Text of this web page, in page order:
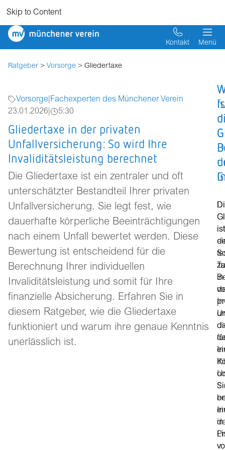
Skip to Content
Münchener
Kontakt Menü
Ratgeber > Vorsorge > Gliedertaxe
Vorsorge Fachexperten des Münchener Verein
23.01.2026
5:30
Gliedertaxe in der privaten
Unfallversicherung: So wird Ihre
Invaliditätsleistung berechnet
Die Gliedertaxe ist ein zentraler und oft
unterschätzter Bestandteil Ihrer privaten
Unfallversicherung. Sie legt fest, wie
dauerhafte körperliche Beeinträchtigungen
nach einem Unfall bewertet werden. Diese
Bewertung ist entscheidend für die
Berechnung Ihrer individuellen
Invaliditätsleistung und somit für Ihre
finanzielle Absicherung. Erfahren Sie in
diesem Ratgeber, wie die Gliedertaxe
funktioniert und warum ihre genaue Kenntnis
unerlässlich ist.
ist
in
in
ist